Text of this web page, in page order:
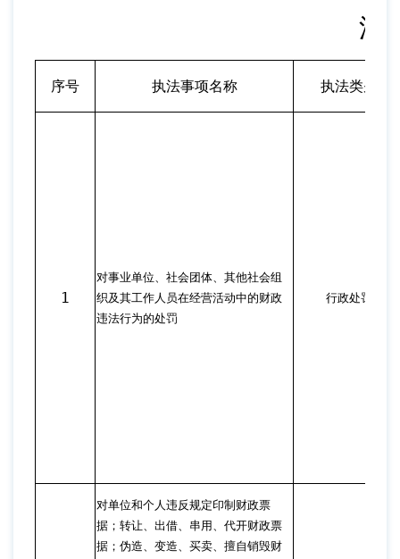
汨
序号 执法事项名称 执法类别
1
对事业单位、社会团体、其他社会组
织及其工作人员在经营活动中的财政
违法行为的处罚
行政处罚
对单位和个人违反规定印制财政票
据；转让、出借、串用、代开财政票
据；伪造、变造、买卖、擅自销毁财